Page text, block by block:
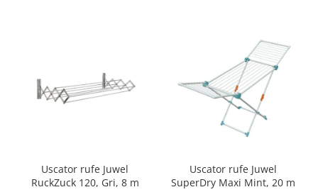
Uscator rufe Juwel
RuckZuck 120, Gri, 8 m
Uscator rufe Juwel
SuperDry Maxi Mint, 20 m